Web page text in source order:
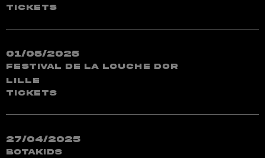
TICKETS
01/05/2025
Festival de la Louche dOr
Lille
TICKETS
27/04/2025
BotaKids